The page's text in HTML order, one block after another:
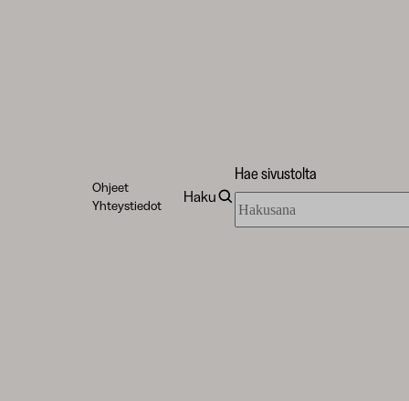
Ohjeet
Yhteystiedot
Haku
Hae sivustolta
sivustolta